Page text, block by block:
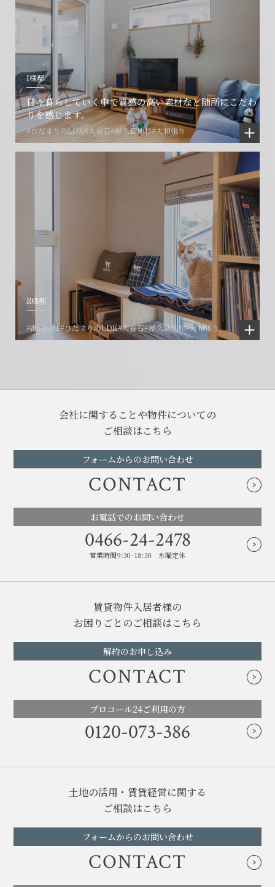
I様邸
日々暮らしていく中で質感の高い素材など随所にこだわ
りを感じます。
#ひだまりのLDK#大谷石#屋久島地杉#大和張り
R様邸
#湘南移住#ひだまりのLDK#大谷石#屋久島地杉#大和張り
会社に関することや物件についての
ご相談はこちら
フォームからのお問い合わせ
CONTACT
お電話でのお問い合わせ
0466-24-2478
営業時間9:30~18:30 水曜定休
賃貸物件入居者様の
お困りごとのご相談はこちら
解約のお申し込み
CONTACT
プロコール24ご利用の方
0120-073-386
土地の活用・賃貸経営に関する
ご相談はこちら
フォームからのお問い合わせ
CONTACT